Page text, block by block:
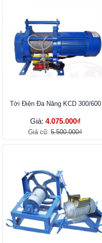
Tời Điện Đa Năng KCD 300/600
Giá: 4.075.000₫
Giá cũ: 5.500.000₫